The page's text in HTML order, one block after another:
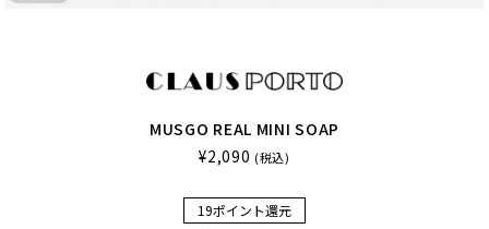
MUSGO REAL MINI SOAP
¥2,090 (税込)
19ポイント還元